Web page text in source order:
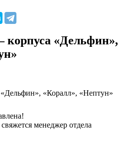
корпуса «Дельфин»,
«Коралл», «Нептун»
менеджер отдела